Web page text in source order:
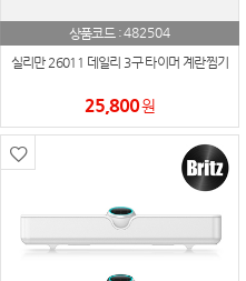
상품코드 :482504
실리만 26011 데일리 3구 타이머 계란찜기
25,800원